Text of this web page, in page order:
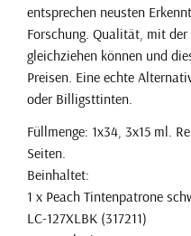
entsprechen neusten
Forschung. Qualität, mit
gleichziehen können und
Preisen. Eine echte
oder Billigsttinten.
Füllmenge: 1x34, 3x15 ml.
Seiten.
Beinhaltet:
1 x Peach Tintenpatrone
LC-127XLBK (317211)